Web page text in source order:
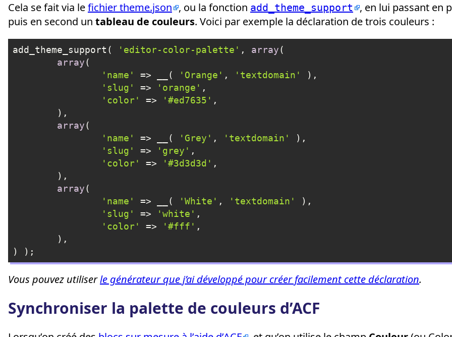
Cela se fait via lefichier theme.json , ou la fonction add_theme_support , en lui passant en
puis en second un tableau de couleurs. Voici par exemple la déclaration de trois couleurs :
add_theme_support( 'editor-color-palette' , array(
array(
'name'
=> __( 'Orange' , 'textdomain'
),
'slug'
=> 'orange' ,
'color'
=> '#ed7635' ,
array(
'name'
=> __( 'Grey' , 'textdomain'
),
'slug'
=> 'grey' ,
'color'
=> '#3d3d3d' ,
array(
'name'
=> __( 'White' , 'textdomain'
),
'slug'
=> 'white' ,
'color'
=> '#fff' ,
) );
Langage du code : PHP (php)
Vous pouvez utiliserle générateur que j’ai développé pour créer facilement cette déclaration.
Synchroniser la palette de couleurs d’ACF